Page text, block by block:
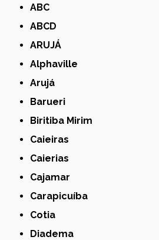
ABC
ABCD
ARUJÁ
Alphaville
Arujá
Barueri
Biritiba Mirim
Caieiras
Caierias
Cajamar
Carapicuíba
Cotia
Diadema